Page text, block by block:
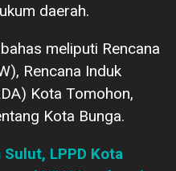
daerah.
meliputi Rencana
Rencana Induk
Kota Tomohon,
Kota Bunga.
Sulut, LPPD Kota